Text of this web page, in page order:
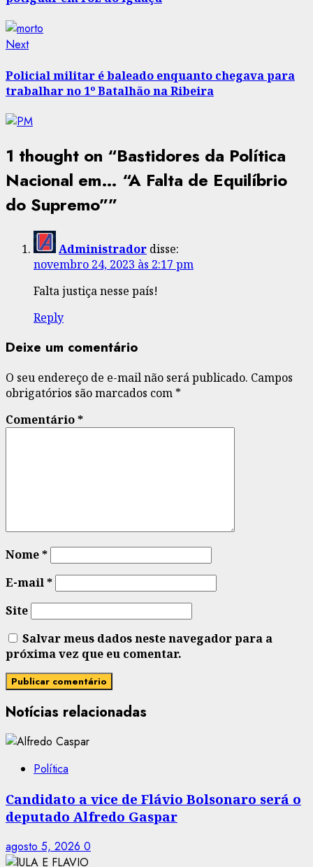
NextNext
Policial militar é baleado enquanto chegava para
trabalhar no 1º Batalhão na Ribeira
1 thought on “Bastidores da Política
Nacional em… “A Falta de Equilíbrio
do Supremo””
Administrador disse:
novembro 24, 2023 às 2:17 pm
Falta justiça nesse país!
Reply
Deixe um comentário
O seu endereço de e-mail não será publicado. Campos
obrigatórios são marcados com *
Comentário*
Nome*
E-mail*
Site
Salvar meus dados neste navegador para a
próxima vez que eu comentar.
Notícias relacionadas
Política
Candidato a vice de Flávio Bolsonaro será o
deputado Alfredo Gaspar
agosto 5, 2026 0